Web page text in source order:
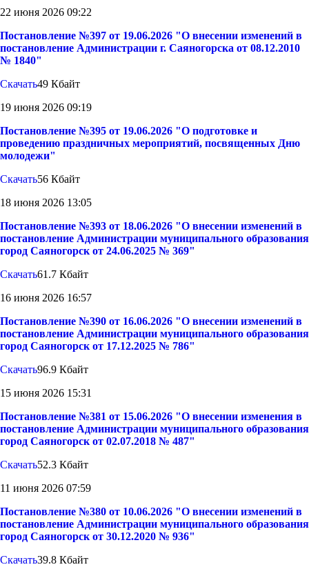
22 июня 2026 09:22
Постановление №397 от 19.06.2026 "О внесении изменений в
постановление Администрации г. Саяногорска от 08.12.2010
№ 1840"
Скачать49 Кбайт
19 июня 2026 09:19
Постановление №395 от 19.06.2026 "О подготовке и
проведению праздничных мероприятий, посвященных Дню
молодежи"
Скачать56 Кбайт
18 июня 2026 13:05
Постановление №393 от 18.06.2026 "О внесении изменений в
постановление Администрации муниципального образования
город Саяногорск от 24.06.2025 № 369"
Скачать61.7 Кбайт
16 июня 2026 16:57
Постановление №390 от 16.06.2026 "О внесении изменений в
постановление Администрации муниципального образования
город Саяногорск от 17.12.2025 № 786"
Скачать96.9 Кбайт
15 июня 2026 15:31
Постановление №381 от 15.06.2026 "О внесении изменения в
постановление Администрации муниципального образования
город Саяногорск от 02.07.2018 № 487"
Скачать52.3 Кбайт
11 июня 2026 07:59
Постановление №380 от 10.06.2026 "О внесении изменений в
постановление Администрации муниципального образования
город Саяногорск от 30.12.2020 № 936"
Скачать39.8 Кбайт